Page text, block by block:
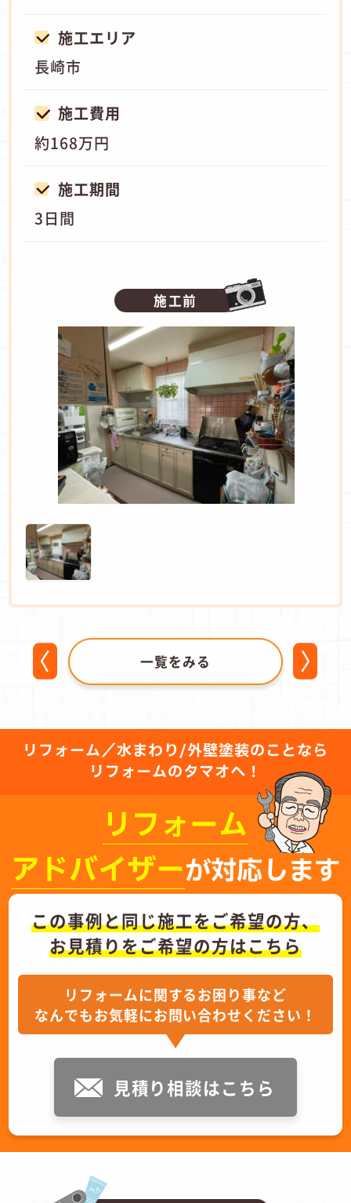
施工エリア
長崎市
施工費用
約168万円
施工期間
3日間
施工前
一覧をみる
リフォーム／水まわり/外壁塗装のことなら
リフォームのタマオへ！
リフォーム
アドバイザーが対応します
この事例と同じ施工をご希望の方、
お見積りをご希望の方はこちら
リフォームに関するお困り事など
なんでもお気軽にお問い合わせください！
見積り相談はこちら